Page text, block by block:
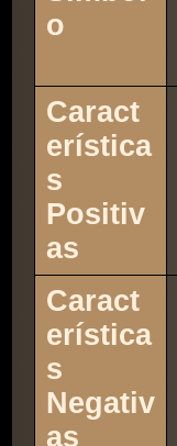
o
Caract
erística
s
Positiv
as
Caract
erística
s
Negativ
as